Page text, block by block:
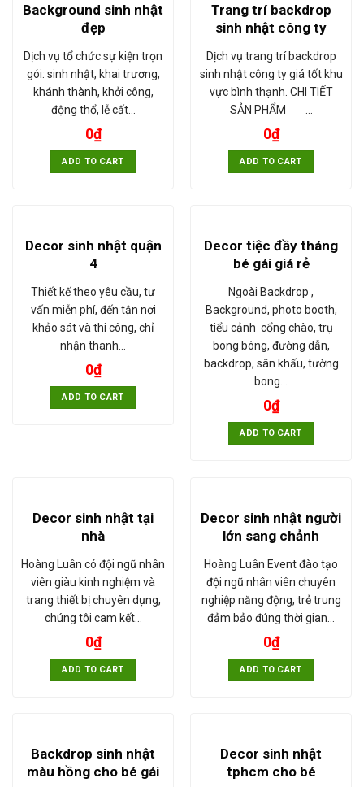
Background sinh nhật
đẹp
Dịch vụ tổ chức sự kiện trọn
gói: sinh nhật, khai trương,
khánh thành, khởi công,
động thổ, lễ cất…
0₫
ADD TO CART
Trang trí backdrop
sinh nhật công ty
Dịch vụ trang trí backdrop
sinh nhật công ty giá tốt khu
vực bình thạnh. CHI TIẾT
SẢN PHẨM …
0₫
ADD TO CART
Decor sinh nhật quận
4
Thiết kế theo yêu cầu, tư
vấn miễn phí, đến tận nơi
khảo sát và thi công, chỉ
nhận thanh…
0₫
ADD TO CART
Decor tiệc đầy tháng
bé gái giá rẻ
Ngoài Backdrop ,
Background, photo booth,
tiểu cảnh cổng chào, trụ
bong bóng, đường dẫn,
backdrop, sân khấu, tường
bong…
0₫
ADD TO CART
Decor sinh nhật tại
nhà
Hoàng Luân có đội ngũ nhân
viên giàu kinh nghiệm và
trang thiết bị chuyên dụng,
chúng tôi cam kết…
0₫
ADD TO CART
Decor sinh nhật người
lớn sang chảnh
Hoàng Luân Event đào tạo
đội ngũ nhân viên chuyên
nghiệp năng động, trẻ trung
đảm bảo đúng thời gian…
0₫
ADD TO CART
Backdrop sinh nhật
màu hồng cho bé gái
Decor sinh nhật
tphcm cho bé